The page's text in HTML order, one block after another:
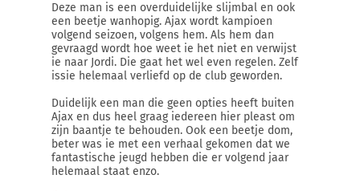
Deze man is een overduidelijke slijmbal en ook
een beetje wanhopig. Ajax wordt kampioen
volgend seizoen, volgens hem. Als hem dan
gevraagd wordt hoe weet ie het niet en verwijst
ie naar Jordi. Die gaat het wel even regelen. Zelf
issie helemaal verliefd op de club geworden.
Duidelijk een man die geen opties heeft buiten
Ajax en dus heel graag iedereen hier pleast om
zijn baantje te behouden. Ook een beetje dom,
beter was ie met een verhaal gekomen dat we
fantastische jeugd hebben die er volgend jaar
helemaal staat enzo.